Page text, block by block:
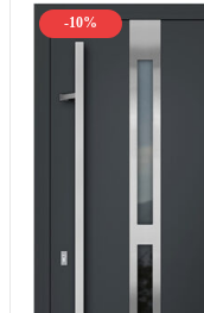
-10%